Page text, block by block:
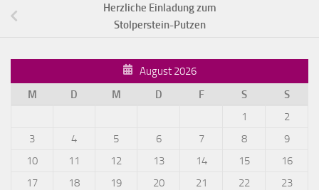
Herzliche Einladung zum
Stolperstein-Putzen
August 2026
M
D M D F S
S
1
2
3
4 5 6 7 8
9
10
11 12 13 14 15
16
17
18 19 20 21 22
23